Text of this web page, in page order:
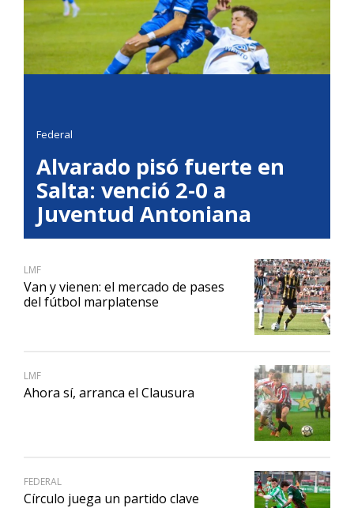
Federal
Alvarado pisó fuerte en
Salta: venció 2-0 a
Juventud Antoniana
LMF
Van y vienen: el mercado de pases
del fútbol marplatense
LMF
Ahora sí, arranca el Clausura
FEDERAL
Círculo juega un partido clave